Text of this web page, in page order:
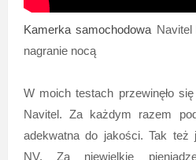
Kamerka samochodowa
nagranie nocą
W moich testach przewinęło
Navitel. Za każdym razem
adekwatna do jakości. Tak też
NV. Za niewielkie